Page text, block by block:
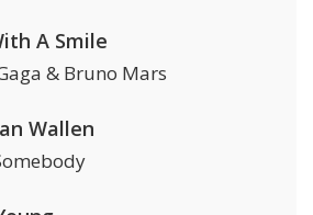
A Smile
& Bruno Mars
Wallen